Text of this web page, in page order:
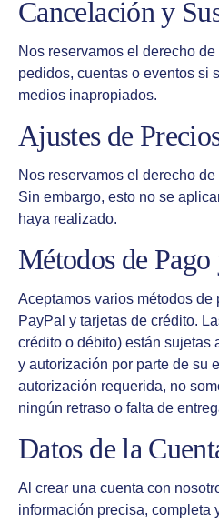
Cancelación y
Nos reservamos el derecho
pedidos, cuentas o eventos si
medios inapropiados.
Ajustes de
Nos reservamos el derecho
Sin embargo, esto no se
haya realizado.
Métodos de
Aceptamos varios métodos de
PayPal y tarjetas de crédito.
crédito o débito) están sujetas
y autorización por parte de su
autorización requerida, no
ningún retraso o falta de
Datos de la
Al crear una cuenta con
información precisa, completa